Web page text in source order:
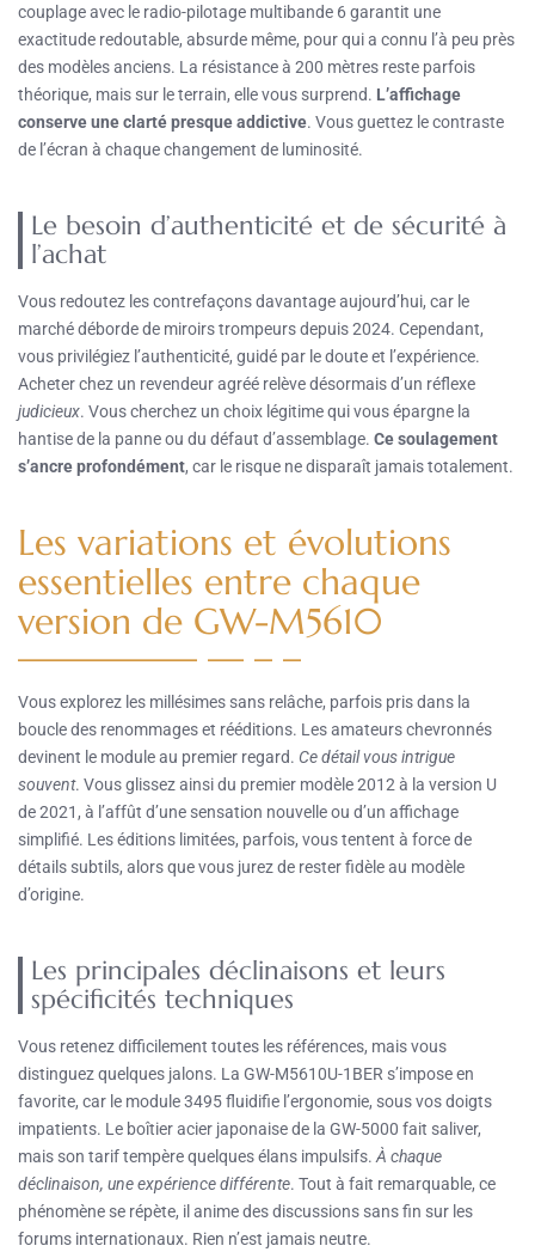
couplage avec le radio-pilotage multibande 6 garantit une
exactitude redoutable, absurde même, pour qui a connu l’à peu près
des modèles anciens. La résistance à 200 mètres reste parfois
théorique, mais sur le terrain, elle vous surprend. L’affichage
conserve une clarté presque addictive. Vous guettez le contraste
de l’écran à chaque changement de luminosité.
Le besoin d’authenticité et de sécurité à
l’achat
Vous redoutez les contrefaçons davantage aujourd’hui, car le
marché déborde de miroirs trompeurs depuis 2024. Cependant,
vous privilégiez l’authenticité, guidé par le doute et l’expérience.
Acheter chez un revendeur agréé relève désormais d’un réflexe
judicieux. Vous cherchez un choix légitime qui vous épargne la
hantise de la panne ou du défaut d’assemblage. Ce soulagement
s’ancre profondément, car le risque ne disparaît jamais totalement.
Les variations et évolutions
essentielles entre chaque
version de GW-M5610
Vous explorez les millésimes sans relâche, parfois pris dans la
boucle des renommages et rééditions. Les amateurs chevronnés
devinent le module au premier regard. Ce détail vous intrigue
souvent. Vous glissez ainsi du premier modèle 2012 à la version U
de 2021, à l’affût d’une sensation nouvelle ou d’un affichage
simplifié. Les éditions limitées, parfois, vous tentent à force de
détails subtils, alors que vous jurez de rester fidèle au modèle
d’origine.
Les principales déclinaisons et leurs
spécificités techniques
Vous retenez difficilement toutes les références, mais vous
distinguez quelques jalons. La GW-M5610U-1BER s’impose en
favorite, car le module 3495 fluidifie l’ergonomie, sous vos doigts
impatients. Le boîtier acier japonaise de la GW-5000 fait saliver,
mais son tarif tempère quelques élans impulsifs. À chaque
déclinaison, une expérience différente. Tout à fait remarquable, ce
phénomène se répète, il anime des discussions sans fin sur les
forums internationaux. Rien n’est jamais neutre.